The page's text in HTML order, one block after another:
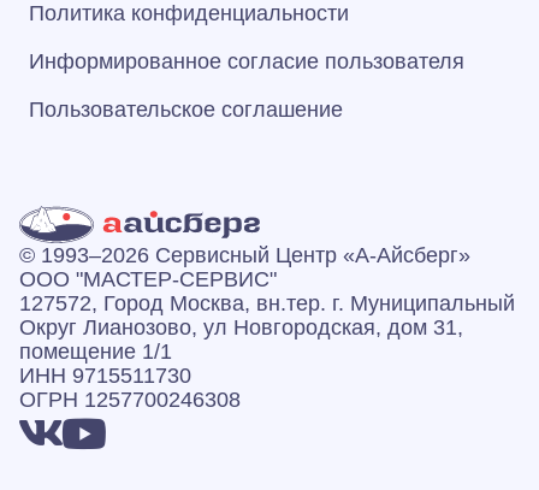
Политика конфиденциальности
Информированное согласие пользователя
Пользовательское соглашение
© 1993–2026 Сервисный Центр «А‑Айсберг»
ООО "МАСТЕР-СЕРВИС"
127572, Город Москва, вн.тер. г. Муниципальный
Округ Лианозово, ул Новгородская, дом 31,
помещение 1/1
ИНН 9715511730
ОГРН 1257700246308